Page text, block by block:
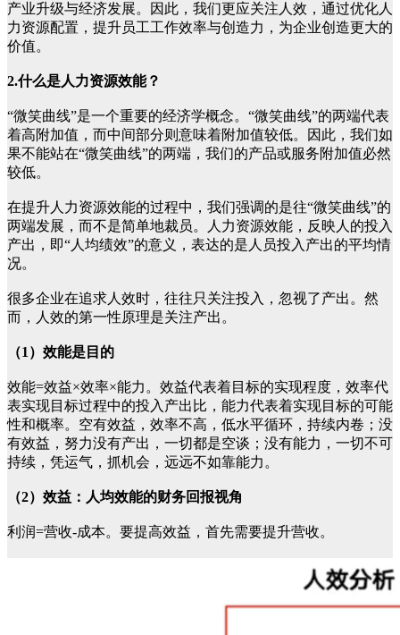
产业升级与经济发展。因此，我们更应关注人效，通过优化人
力资源配置，提升员工工作效率与创造力，为企业创造更大的
价值。
2.什么是人力资源效能？
“微笑曲线”是一个重要的经济学概念。“微笑曲线”的两端代表
着高附加值，而中间部分则意味着附加值较低。因此，我们如
果不能站在“微笑曲线”的两端，我们的产品或服务附加值必然
较低。
在提升人力资源效能的过程中，我们强调的是往“微笑曲线”的
两端发展，而不是简单地裁员。人力资源效能，反映人的投入
产出，即“人均绩效”的意义，表达的是人员投入产出的平均情
况。
很多企业在追求人效时，往往只关注投入，忽视了产出。然
而，人效的第一性原理是关注产出。
（1）效能是目的
效能=效益×效率×能力。效益代表着目标的实现程度，效率代
表实现目标过程中的投入产出比，能力代表着实现目标的可能
性和概率。空有效益，效率不高，低水平循环，持续内卷；没
有效益，努力没有产出，一切都是空谈；没有能力，一切不可
持续，凭运气，抓机会，远远不如靠能力。
（2）效益：人均效能的财务回报视角
利润=营收-成本。要提高效益，首先需要提升营收。